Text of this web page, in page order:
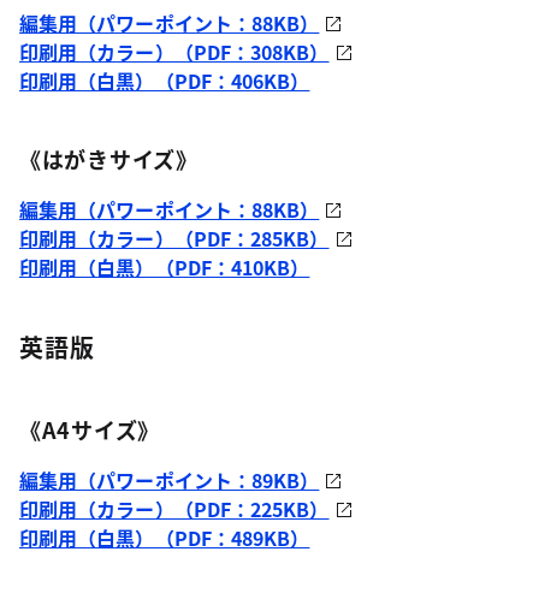
編集用（パワーポイント：88KB）
印刷用（カラー）（PDF：308KB）
印刷用（白黒）（PDF：406KB）
《はがきサイズ》
編集用（パワーポイント：88KB）
印刷用（カラー）（PDF：285KB）
印刷用（白黒）（PDF：410KB）
英語版
《A4サイズ》
編集用（パワーポイント：89KB）
印刷用（カラー）（PDF：225KB）
印刷用（白黒）（PDF：489KB）